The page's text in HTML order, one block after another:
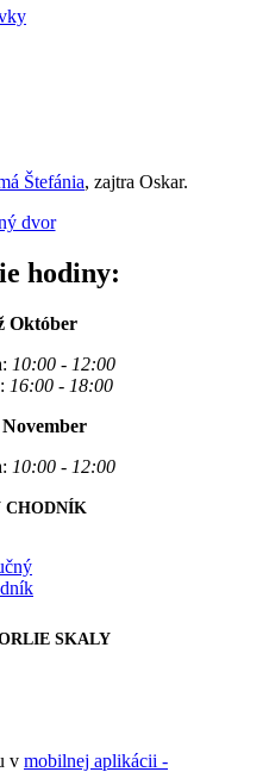
Štefánia, zajtra Oskar.
dvor
hodiny:
Október
10:00 - 12:00
16:00 - 18:00
10:00 - 12:00
CHODNÍK
SKALY
v mobilnej aplikácii -